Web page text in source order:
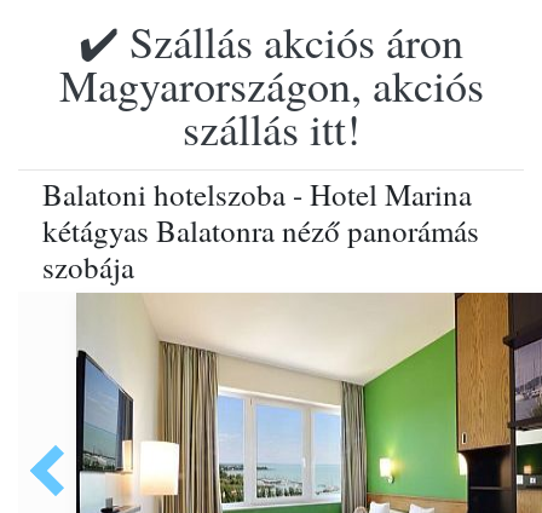
✔️ Szállás akciós áron
Magyarországon, akciós
szállás itt!
Balatoni hotelszoba - Hotel Marina
kétágyas Balatonra néző panorámás
szobája